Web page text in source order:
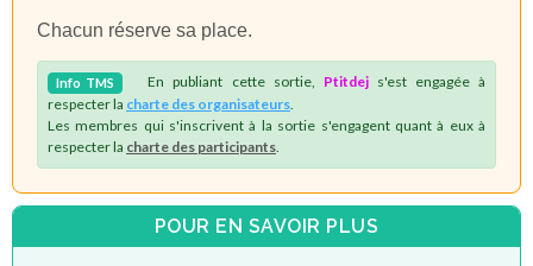
Chacun réserve sa place.
Info TMS En publiant cette sortie, Ptitdejs'est engagée à
respecter la charte des organisateurs
Les membres qui s'inscrivent à la sortie s'engagent quant à eux à
respecter la charte des participants
POUR EN SAVOIR PLUS